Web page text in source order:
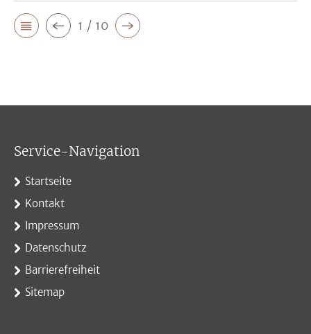
1 / 10
Service-Navigation
Startseite
Kontakt
Impressum
Datenschutz
Barrierefreiheit
Sitemap